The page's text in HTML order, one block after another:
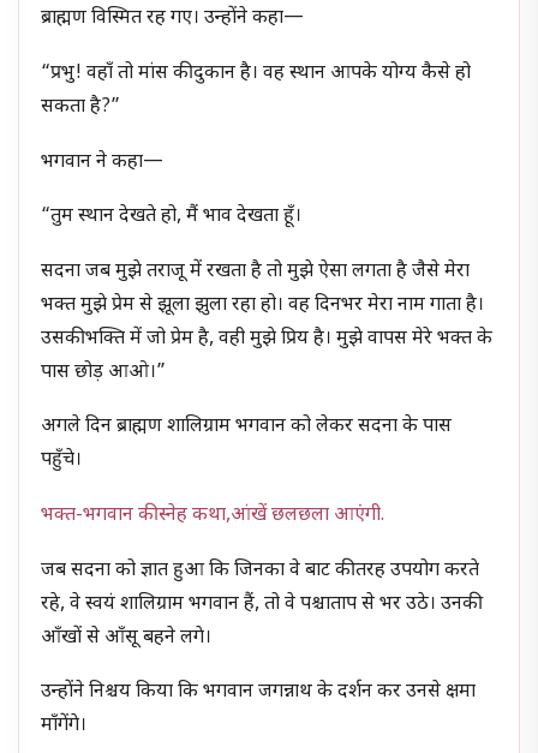
ब्राह्मण विस्मित रह गए। उन्होंने कहा—
“प्रभु! वहाँ तो मांस की दुकान है। वह स्थान आपके योग्य कैसे हो
सकता है?”
भगवान ने कहा—
“तुम स्थान देखते हो, मैं भाव देखता हूँ।
सदना जब मुझे तराजू में रखता है तो मुझे ऐसा लगता है जैसे मेरा
भक्त मुझे प्रेम से झूला झुला रहा हो। वह दिनभर मेरा नाम गाता है।
उसकी भक्ति में जो प्रेम है, वही मुझे प्रिय है। मुझे वापस मेरे भक्त के
पास छोड़ आओ।”
अगले दिन ब्राह्मण शालिग्राम भगवान को लेकर सदना के पास
पहुँचे।
भक्त-भगवान की स्नेह कथा,आंखें छलछला आएंगी.
जब सदना को ज्ञात हुआ कि जिनका वे बाट की तरह उपयोग करते
रहे, वे स्वयं शालिग्राम भगवान हैं, तो वे पश्चाताप से भर उठे। उनकी
आँखों से आँसू बहने लगे।
उन्होंने निश्चय किया कि भगवान जगन्नाथ के दर्शन कर उनसे क्षमा
माँगेंगे।